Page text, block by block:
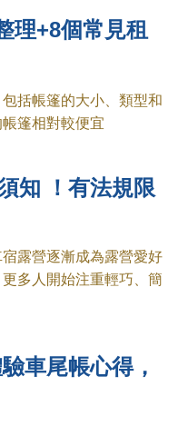
理+8個常見租
括帳篷的大小、類型和
篷相對較便宜
知 ！ 有法規限
露營逐漸成為露營愛好
多人開始注重輕巧、簡
車尾帳心得，